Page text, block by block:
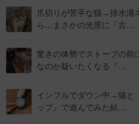
爪切りが苦手な猫→排水溝
ら…まさかの光景に「古…
驚きの体勢でストーブの
なのか疑いたくなる『…
インフルでダウン中→猫と
ップ』で遊んでみた結…